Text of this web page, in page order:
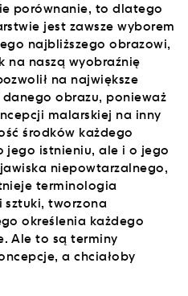
porównanie, to dlatego
jest zawsze wyborem
najbliższego obrazowi,
na naszą wyobraźnię
na największe
obrazu, ponieważ
malarskiej na inny
środków każdego
jego istnieniu, ale i o jego
niepowtarzalnego,
terminologia
sztuki, tworzona
określenia każdego
Ale to są terminy
a chciałoby